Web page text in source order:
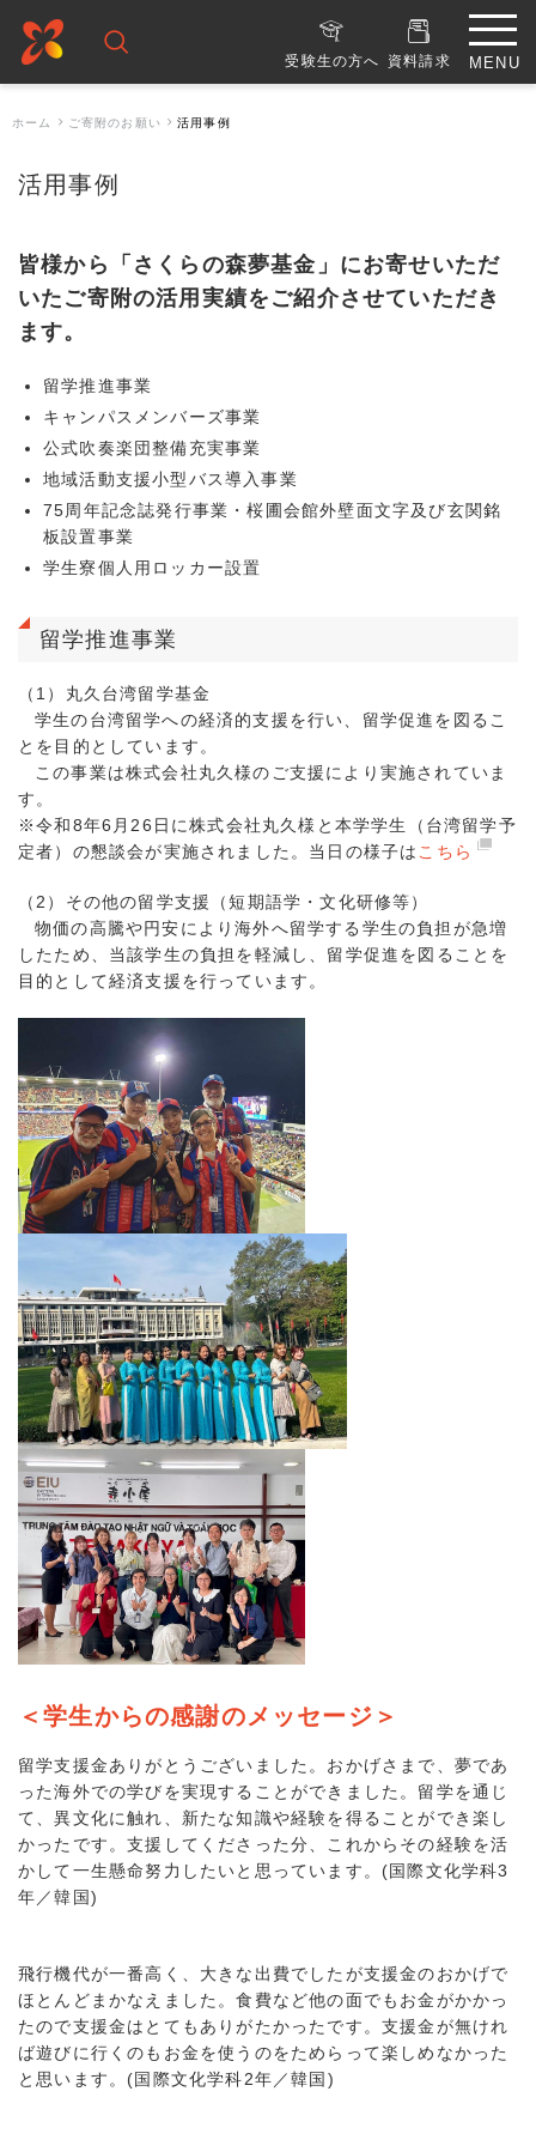
受験生の方へ 資料請求
ホーム ご寄附のお願い 活用事例
活用事例
皆様から「さくらの森夢基金」にお寄せいただ
いたご寄附の活用実績をご紹介させていただき
ます。
留学推進事業
キャンパスメンバーズ事業
公式吹奏楽団整備充実事業
地域活動支援小型バス導入事業
75周年記念誌発行事業・桜圃会館外壁面文字及び玄関銘
板設置事業
学生寮個人用ロッカー設置
留学推進事業
（1）丸久台湾留学基金
学生の台湾留学への経済的支援を行い、留学促進を図るこ
とを目的としています。
この事業は株式会社丸久様のご支援により実施されていま
す。
※令和8年6月26日に株式会社丸久様と本学学生（台湾留学予
定者）の懇談会が実施されました。当日の様子は こちら
（2）その他の留学支援（短期語学・文化研修等）
物価の高騰や円安により海外へ留学する学生の負担が急増
したため、当該学生の負担を軽減し、留学促進を図ることを
目的として経済支援を行っています。
＜学生からの感謝のメッセージ＞
留学支援金ありがとうございました。おかげさまで、夢であ
った海外での学びを実現することができました。留学を通じ
て、異文化に触れ、新たな知識や経験を得ることができ楽し
かったです。支援してくださった分、これからその経験を活
かして一生懸命努力したいと思っています。(国際文化学科3
年／韓国)
飛行機代が一番高く、大きな出費でしたが支援金のおかげで
ほとんどまかなえました。食費など他の面でもお金がかかっ
たので支援金はとてもありがたかったです。支援金が無けれ
ば遊びに行くのもお金を使うのをためらって楽しめなかった
と思います。(国際文化学科2年／韓国)